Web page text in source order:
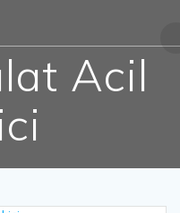
Acil